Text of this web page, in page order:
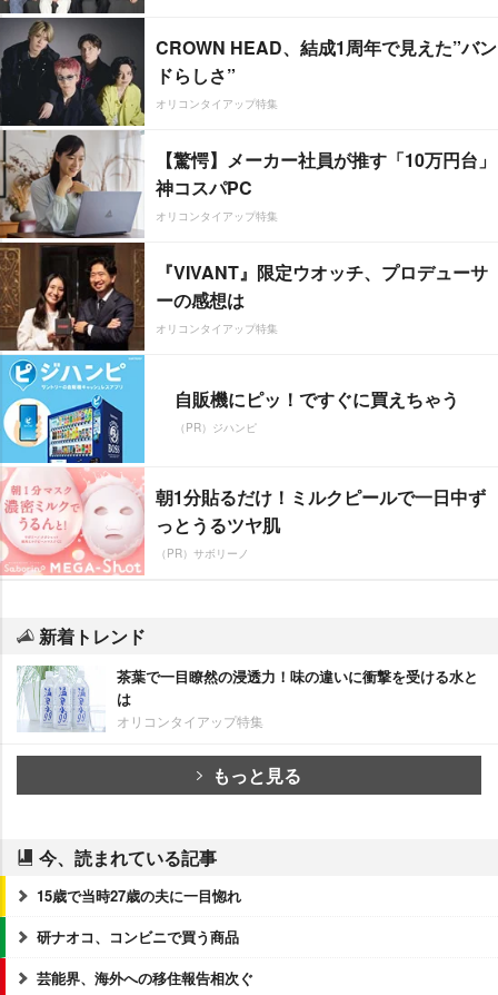
CROWN HEAD、結成1周年で見えた”バン
ドらしさ”
オリコンタイアップ特集
【驚愕】メーカー社員が推す「10万円台」
神コスパPC
オリコンタイアップ特集
『VIVANT』限定ウオッチ、プロデューサ
ーの感想は
オリコンタイアップ特集
自販機にピッ！ですぐに買えちゃう
（PR）ジハンピ
朝1分貼るだけ！ミルクピールで一日中ず
っとうるツヤ肌
（PR）サボリーノ
新着トレンド
茶葉で一目瞭然の浸透力！味の違いに衝撃を受ける水と
は
オリコンタイアップ特集
もっと見る
今、読まれている記事
15歳で当時27歳の夫に一目惚れ
研ナオコ、コンビニで買う商品
芸能界、海外への移住報告相次ぐ